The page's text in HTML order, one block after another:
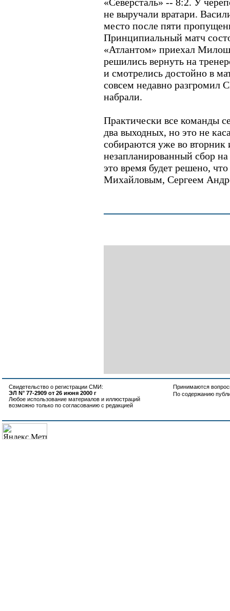
не выручали вратари.
место после пяти
Принципиальный матч
«Атлантом» приехал
решились вернуть на
и смотрелись достойно в
совсем недавно разгромил
набрали.
Практически все команды
два выходных, но это не
собираются уже во вторник
незапланированный сбор
это время будет решено,
Михайловым, Сергеем
Свидетельство о регистрации СМИ:
ЭЛ N° 77-2909 от 26 июня 2000 г
Любое использование материалов и иллюстраций
возможно только по согласованию с редакцией
Принимаются
По содержанию